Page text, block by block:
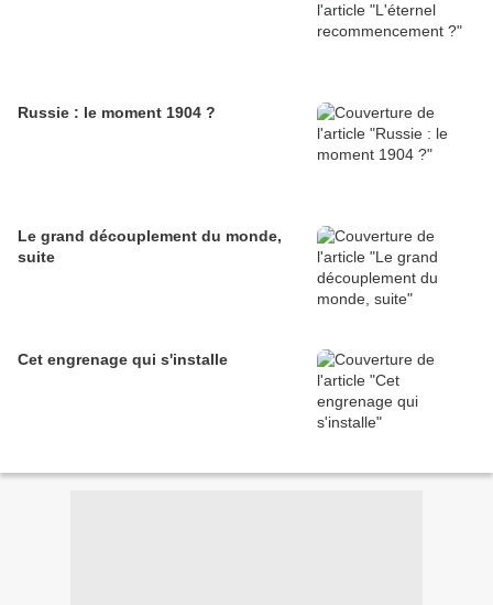
Russie : le moment 1904 ?
Le grand découplement du monde,
suite
Cet engrenage qui s'installe